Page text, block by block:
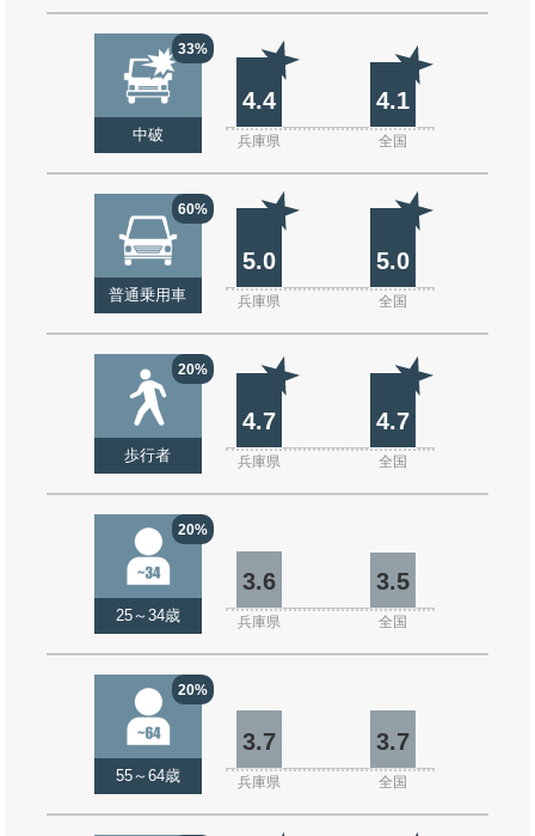
33%
中破
4.4 4.1
兵庫県 全国
60%
普通乗用車
5.0 5.0
兵庫県 全国
20%
歩行者
4.7 4.7
兵庫県 全国
20%
25～34歳
3.6 3.5
兵庫県 全国
20%
55～64歳
3.7 3.7
兵庫県 全国